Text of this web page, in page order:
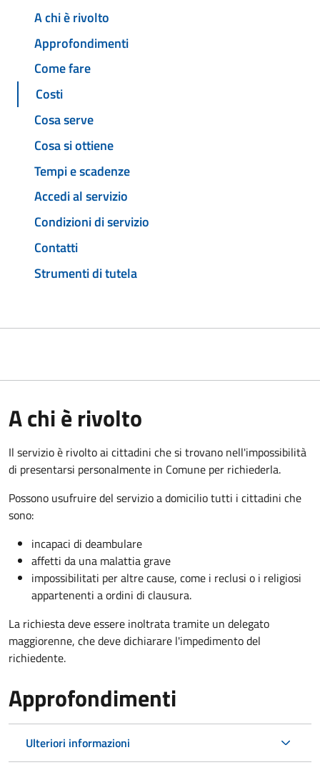
A chi è rivolto
Approfondimenti
Come fare
Costi
Cosa serve
Cosa si ottiene
Tempi e scadenze
Accedi al servizio
Condizioni di servizio
Contatti
Strumenti di tutela
A chi è rivolto
Il servizio è rivolto ai cittadini che si trovano nell'impossibilità
di presentarsi personalmente in Comune per richiederla.
Possono usufruire del servizio a domicilio tutti i cittadini che
sono:
incapaci di deambulare
affetti da una malattia grave
impossibilitati per altre cause, come i reclusi o i religiosi
appartenenti a ordini di clausura.
La richiesta deve essere inoltrata tramite un delegato
maggiorenne, che deve dichiarare l'impedimento del
richiedente.
Approfondimenti
Ulteriori informazioni